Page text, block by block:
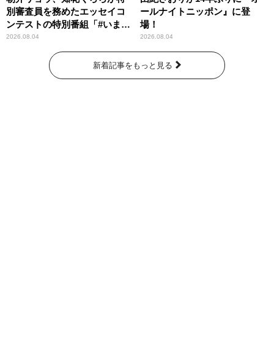
別審査員を務めたエッセイコ
ンテストの特別番組「#いまあ
なたに伝えたいこと」
2026.08.04
ールナイトニッポン』に登
場！
2026.08.04
新着記事をもっと見る